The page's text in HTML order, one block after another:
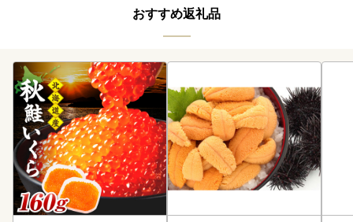
おすすめ返礼品